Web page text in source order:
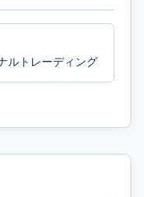
ルトレーディング